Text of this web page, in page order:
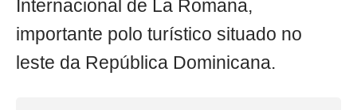
Internacional de La Romana,
importante polo turístico situado no
leste da República Dominicana.